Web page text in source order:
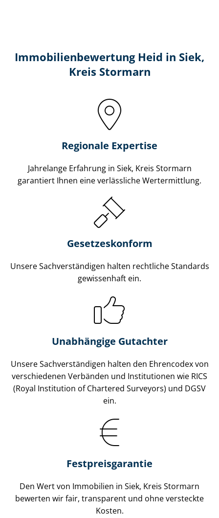
Immobilien­bewertung Heid in Siek,
Kreis Stormarn
Regionale Expertise
Jahrelange Erfahrung in Siek, Kreis Stormarn
garantiert Ihnen eine verlässliche Wertermittlung.
Gesetzes­konform
Unsere Sach­ver­stän­di­gen halten rechtliche Standards
gewissenhaft ein.
Unabhängige Gutachter
Unsere Sach­ver­stän­di­gen halten den Ehrencodex von
verschiedenen Verbänden und Institutionen wie RICS
(Royal Institution of Chartered Surveyors) und DGSV
ein.
Festpreis​garantie
Den Wert von Immobilien in Siek, Kreis Stormarn
bewerten wir fair, transparent und ohne versteckte
Kosten.